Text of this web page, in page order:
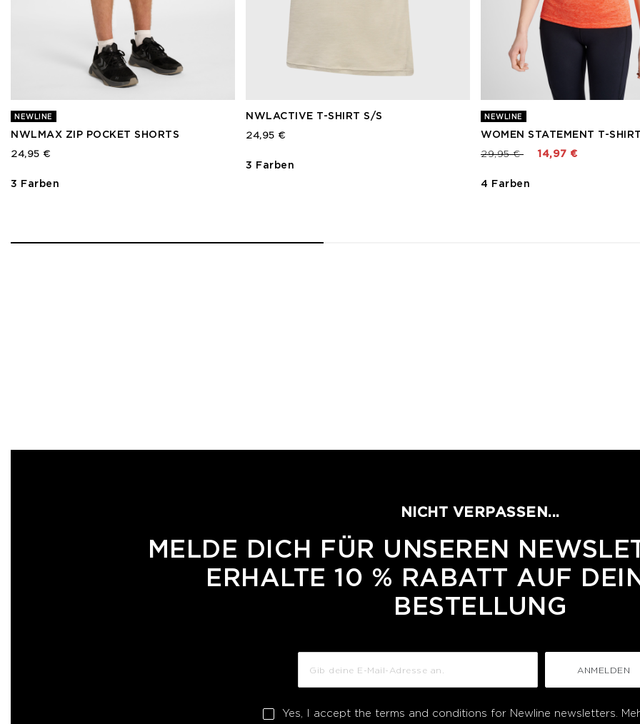
NEWLINE
NWLMAX ZIP POCKET SHORTS
24,95 €
3 Farben
NWLACTIVE T-SHIRT S/S
24,95 €
3 Farben
NEWLINE
WOMEN STATEMENT T-
Preis reduziert von
29,95 €bis 14,97 €
4 Farben
NICHT VERPASSEN...
MELDE DICH FÜR UNSEREN
ERHALTE 10 % RABATT AUF
BESTELLUNG
ANMELDEN
Yes, I accept the terms and conditions for Newline newsletters.